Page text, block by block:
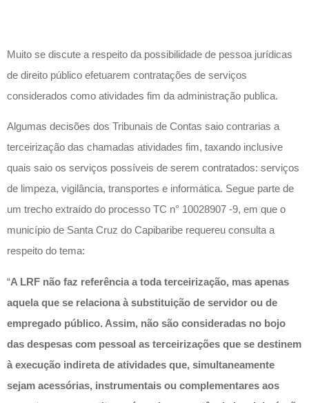
Muito se discute a respeito da possibilidade de pessoa jurídicas
de direito público efetuarem contratações de serviços
considerados como atividades fim da administração publica.
Algumas decisões dos Tribunais de Contas saio contrarias a
terceirização das chamadas atividades fim, taxando inclusive
quais saio os serviços possíveis de serem contratados: serviços
de limpeza, vigilância, transportes e informática. Segue parte de
um trecho extraído do processo TC n° 10028907 -9, em que o
município de Santa Cruz do Capibaribe requereu consulta a
respeito do tema:
“A LRF não faz referência a toda terceirização, mas apenas
aquela que se relaciona à substituição de servidor ou de
empregado público. Assim, não são consideradas no bojo
das despesas com pessoal as terceirizações que se destinem
à execução indireta de atividades que, simultaneamente
sejam acessórias, instrumentais ou complementares aos